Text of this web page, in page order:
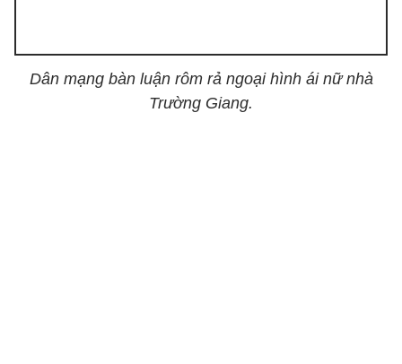
Dân mạng bàn luận rôm rả ngoại hình ái nữ nhà
Trường Giang.